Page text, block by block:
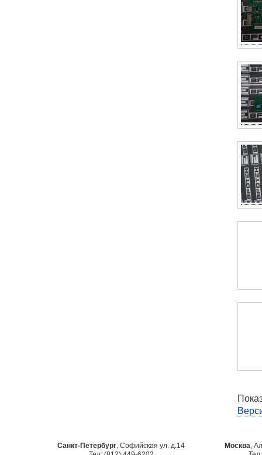
Санкт-Петербург, Софийская ул. д.14
Москва,